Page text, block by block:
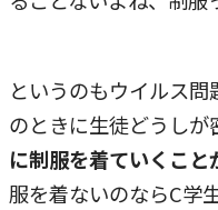
というのもウイルス
のときに生徒どうしが
に制服を着ていくこと
服を着ないのならC学